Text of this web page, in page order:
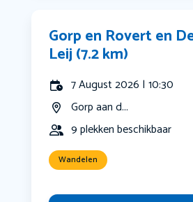
Gorp en Rovert en
Leij (7.2 km)
7 August 2026 | 10:30
Gorp aan d...
9 plekken beschikbaar
Wandelen